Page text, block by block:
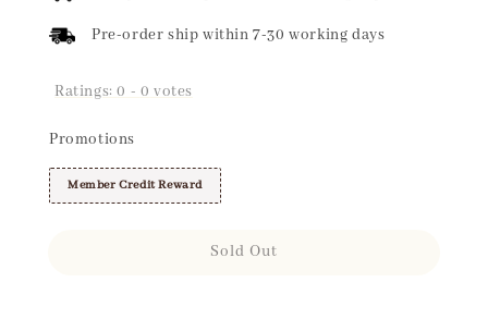
Pre-order ship within 7-30 working days
Ratings:0 - 0 votes
Promotions
Member Credit Reward
Sold Out